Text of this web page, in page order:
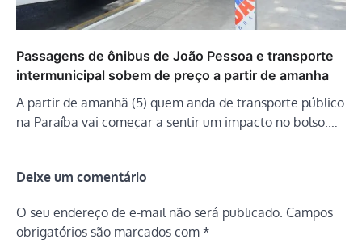
Passagens de ônibus de João Pessoa e transporte
intermunicipal sobem de preço a partir de amanha
A partir de amanhã (5) quem anda de transporte público
na Paraíba vai começar a sentir um impacto no bolso.…
Deixe um comentário
O seu endereço de e-mail não será publicado. Campos
obrigatórios são marcados com *